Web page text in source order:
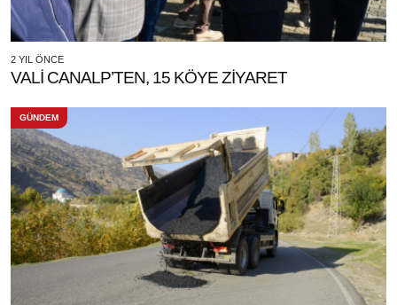
2 YIL ÖNCE
VALİ CANALP’TEN, 15 KÖYE ZİYARET
GÜNDEM